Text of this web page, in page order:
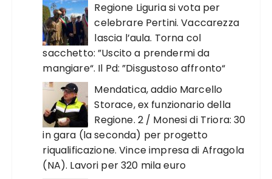
Regione Liguria si vota per
celebrare Pertini. Vaccarezza
lascia l’aula. Torna col
sacchetto: ”Uscito a prendermi da
mangiare“. Il Pd: ”Disgustoso affronto“
Mendatica, addio Marcello
Storace, ex funzionario della
Regione. 2 / Monesi di Triora: 30
in gara (la seconda) per progetto
riqualificazione. Vince impresa di Afragola
(NA). Lavori per 320 mila euro